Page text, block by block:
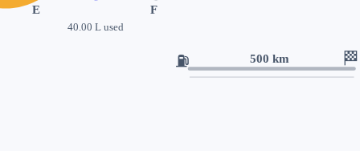
E F
40.00 L used
⛽ 🏁
500 km